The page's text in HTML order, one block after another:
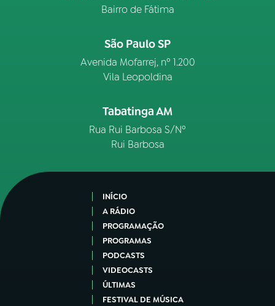
Bairro de Fátima
São Paulo SP
Avenida Mofarrej, nº 1.200
Vila Leopoldina
Tabatinga AM
Rua Rui Barbosa S/Nº
Rui Barbosa
INÍCIO
A RÁDIO
PROGRAMAÇÃO
PROGRAMAS
PODCASTS
VIDEOCASTS
ÚLTIMAS
FESTIVAL DE MÚSICA